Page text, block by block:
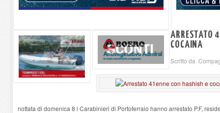
ARRESTATO
COCAINA
Scritto da
nottata di domenica 8 i Carabinieri di Portoferraio hanno arrestato P.F,